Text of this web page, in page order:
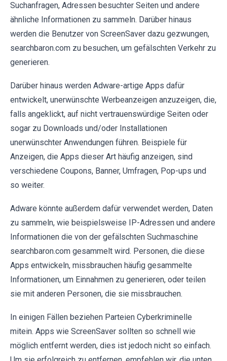
Suchanfragen, Adressen besuchter Seiten und andere
ähnliche Informationen zu sammeln. Darüber hinaus
werden die Benutzer von ScreenSaver dazu gezwungen,
searchbaron.com zu besuchen, um gefälschten Verkehr zu
generieren.
Darüber hinaus werden Adware-artige Apps dafür
entwickelt, unerwünschte Werbeanzeigen anzuzeigen, die,
falls angeklickt, auf nicht vertrauenswürdige Seiten oder
sogar zu Downloads und/oder Installationen
unerwünschter Anwendungen führen. Beispiele für
Anzeigen, die Apps dieser Art häufig anzeigen, sind
verschiedene Coupons, Banner, Umfragen, Pop-ups und
so weiter.
Adware könnte außerdem dafür verwendet werden, Daten
zu sammeln, wie beispielsweise IP-Adressen und andere
Informationen die von der gefälschten Suchmaschine
searchbaron.com gesammelt wird. Personen, die diese
Apps entwickeln, missbrauchen häufig gesammelte
Informationen, um Einnahmen zu generieren, oder teilen
sie mit anderen Personen, die sie missbrauchen.
In einigen Fällen beziehen Parteien Cyberkriminelle
mitein. Apps wie ScreenSaver sollten so schnell wie
möglich entfernt werden, dies ist jedoch nicht so einfach.